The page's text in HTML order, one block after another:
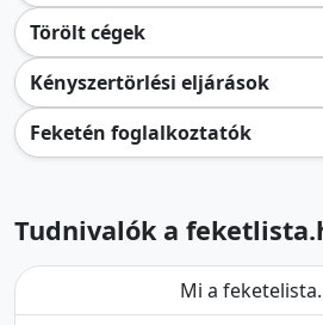
Törölt cégek
Kényszertörlési eljárások
Feketén foglalkoztatók
Tudnivalók a
Mi a